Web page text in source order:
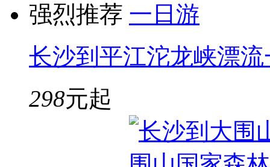
强烈推荐
长沙到平江沱龙峡漂
298元起